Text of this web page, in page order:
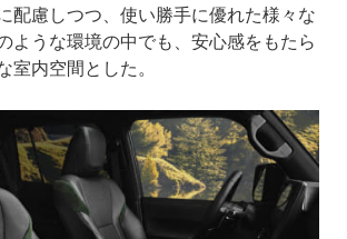
配慮しつつ、使い勝手に優れた様々な
ような環境の中でも、安心感をもたら
室内空間とした。